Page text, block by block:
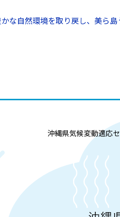
な自然環境を取り戻し、美ら
沖縄県気候変動適応